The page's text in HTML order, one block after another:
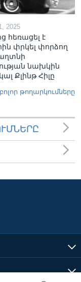
2025
հեռացել է
փրկել փորձող
նախկին
Քլինթ Հիլը
թողարկումները